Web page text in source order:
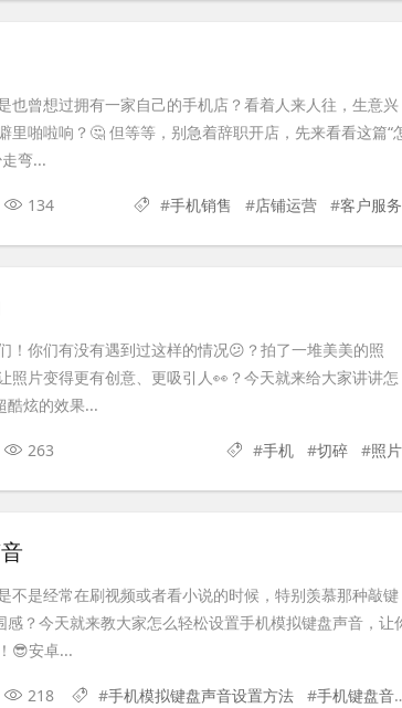
曾想过拥有一家自己的手机店？看着人来人往，生意兴
里啪啦响？🤔 但等等，别急着辞职开店，先来看看这篇“
弯...
134 #手机销售 #店铺运营 #客户服务
！你们有没有遇到过这样的情况😕？拍了一堆美美的照
照片变得更有创意、更吸引人👀？今天就来给大家讲讲怎
酷炫的效果...
263 #手机 #切碎 #照片
不是经常在刷视频或者看小说的时候，特别羡慕那种敲键
感？今天就来教大家怎么轻松设置手机模拟键盘声音，让
😎安卓...
218 #手机模拟键盘声音设置方法 #手机键盘音效模拟技巧